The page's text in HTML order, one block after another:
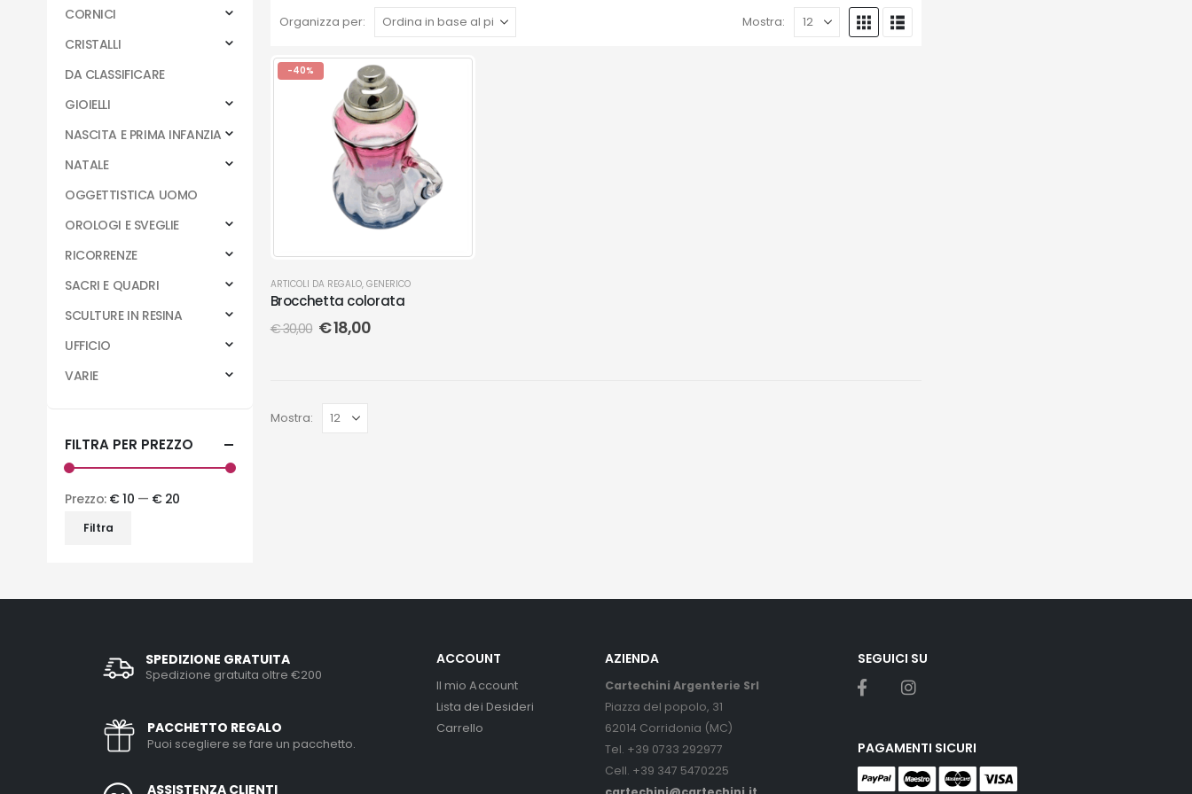
Organizza per: Mostra:
-40%
ARTICOLI DA REGALO, GENERICO
Brocchetta colorata
€30,00 €18,00
Mostra:
CORNICI
CRISTALLI
DA CLASSIFICARE
GIOIELLI
NASCITA E PRIMA INFANZIA
NATALE
OGGETTISTICA UOMO
OROLOGI E SVEGLIE
RICORRENZE
SACRI E QUADRI
SCULTURE IN RESINA
UFFICIO
VARIE
FILTRA PER PREZZO
Filtra
Prezzo: € 10 — € 20
SPEDIZIONE GRATUITA
Spedizione gratuita oltre €200
PACCHETTO REGALO
Puoi scegliere se fare un pacchetto.
ASSISTENZA CLIENTI
ACCOUNT
Il mio Account
Lista dei Desideri
Carrello
AZIENDA
Cartechini Argenterie Srl
Piazza del popolo, 31
62014 Corridonia (MC)
Tel. +39 0733 292977
Cell. +39 347 5470225
SEGUICI SU
PAGAMENTI SICURI